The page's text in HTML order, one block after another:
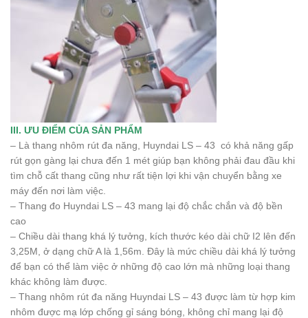
III. ƯU ĐIỂM CỦA SẢN PHẨM
– Là thang nhôm rút đa năng, Huyndai LS – 43 có khả năng gấp
rút gọn gàng lại chưa đến 1 mét giúp bạn không phải đau đầu khi
tìm chỗ cất thang cũng như rất tiện lợi khi vận chuyển bằng xe
máy đến nơi làm việc.
– Thang đo Huyndai LS – 43 mang lại độ chắc chắn và độ bền
cao
– Chiều dài thang khá lý tưởng, kích thước kéo dài chữ I2 lên đến
3,25M, ở dạng chữ A là 1,56m. Đây là mức chiều dài khá lý tưởng
để bạn có thể làm việc ở những độ cao lớn mà những loại thang
khác không làm được.
– Thang nhôm rút đa năng Huyndai LS – 43 được làm từ hợp kim
nhôm được mạ lớp chống gỉ sáng bóng, không chỉ mang lại độ